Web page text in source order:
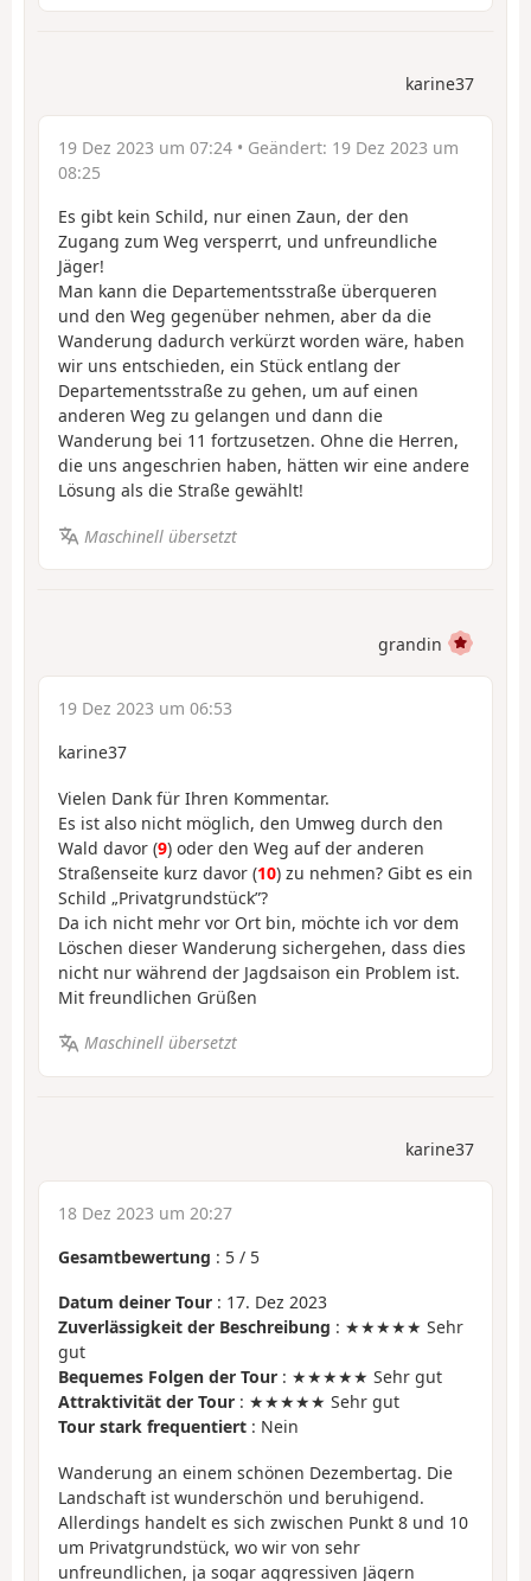
karine37
19 Dez 2023 um 07:24 • Geändert: 19 Dez 2023 um
08:25
Es gibt kein Schild, nur einen Zaun, der den
Zugang zum Weg versperrt, und unfreundliche
Jäger!
Man kann die Departementsstraße überqueren
und den Weg gegenüber nehmen, aber da die
Wanderung dadurch verkürzt worden wäre, haben
wir uns entschieden, ein Stück entlang der
Departementsstraße zu gehen, um auf einen
anderen Weg zu gelangen und dann die
Wanderung bei 11 fortzusetzen. Ohne die Herren,
die uns angeschrien haben, hätten wir eine andere
Lösung als die Straße gewählt!
Maschinell übersetzt
grandin
19 Dez 2023 um 06:53
karine37
Vielen Dank für Ihren Kommentar.
Es ist also nicht möglich, den Umweg durch den
Wald davor (9) oder den Weg auf der anderen
Straßenseite kurz davor (10) zu nehmen? Gibt es ein
Schild „Privatgrundstück”?
Da ich nicht mehr vor Ort bin, möchte ich vor dem
Löschen dieser Wanderung sichergehen, dass dies
nicht nur während der Jagdsaison ein Problem ist.
Mit freundlichen Grüßen
Maschinell übersetzt
karine37
18 Dez 2023 um 20:27
Gesamtbewertung : 5 / 5
Datum deiner Tour : 17. Dez 2023
Zuverlässigkeit der Beschreibung : ★★★★★ Sehr
gut
Bequemes Folgen der Tour : ★★★★★ Sehr gut
Attraktivität der Tour : ★★★★★ Sehr gut
Tour stark frequentiert : Nein
Wanderung an einem schönen Dezembertag. Die
Landschaft ist wunderschön und beruhigend.
Allerdings handelt es sich zwischen Punkt 8 und 10
um Privatgrundstück, wo wir von sehr
unfreundlichen, ja sogar aggressiven Jägern